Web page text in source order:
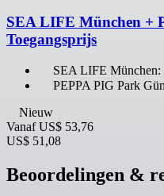
SEA LIFE München +
Toegangsprijs
SEA LIFE München:
PEPPA PIG Park
Nieuw
Vanaf US$ 53,76
US$ 51,08
Beoordelingen &